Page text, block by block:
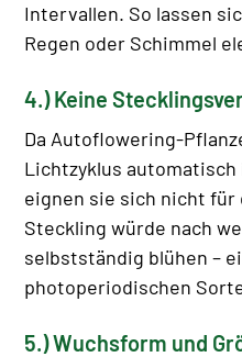
Intervallen. So lassen
Regen oder Schimmel
4.) Keine
Da Autoflowering-
Lichtzyklus
eignen sie sich nicht
Steckling würde nach
selbstständig blühen –
photoperiodischen
5.) Wuchsform und